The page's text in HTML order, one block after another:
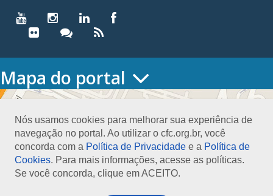
Nós usamos cookies para melhorar sua experiência de
navegação no portal. Ao utilizar o cfc.org.br, você
concorda com a Política de Privacidade e a Política de
Cookies. Para mais informações, acesse as políticas.
Se você concorda, clique em ACEITO.
Mapa do portal
HOME
Conselho Diretor
Nossa Sede
Planejamento
Organograma
Medalha João Lyra